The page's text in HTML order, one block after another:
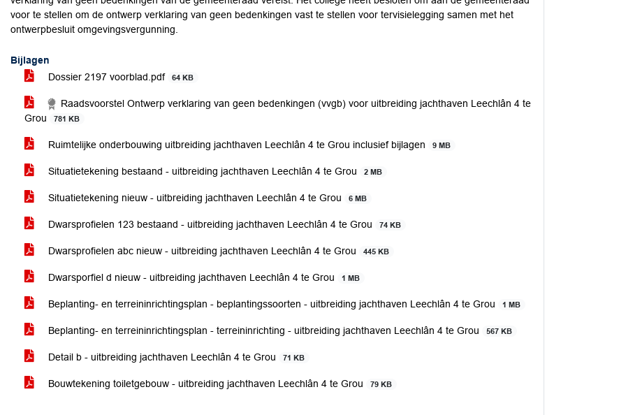
voor te stellen om de ontwerp verklaring van geen bedenkingen vast te stellen voor tervisielegging samen met het
ontwerpbesluit omgevingsvergunning.
Bijlagen
Dossier 2197 voorblad.pdf
64 KB
Raadsvoorstel Ontwerp verklaring van geen bedenkingen (vvgb) voor uitbreiding jachthaven Leechlân 4 te
Grou
781 KB
Ruimtelijke onderbouwing uitbreiding jachthaven Leechlân 4 te Grou inclusief bijlagen 9 MB
Situatietekening bestaand - uitbreiding jachthaven Leechlân 4 te Grou 2 MB
Situatietekening nieuw - uitbreiding jachthaven Leechlân 4 te Grou 6 MB
Dwarsprofielen 123 bestaand - uitbreiding jachthaven Leechlân 4 te Grou 74 KB
Dwarsprofielen abc nieuw - uitbreiding jachthaven Leechlân 4 te Grou 445 KB
Dwarsporfiel d nieuw - uitbreiding jachthaven Leechlân 4 te Grou 1 MB
Beplanting- en terreininrichtingsplan - beplantingssoorten - uitbreiding jachthaven Leechlân 4 te Grou 1 MB
Beplanting- en terreininrichtingsplan - terreininrichting - uitbreiding jachthaven Leechlân 4 te Grou 567 KB
Detail b - uitbreiding jachthaven Leechlân 4 te Grou 71 KB
Bouwtekening toiletgebouw - uitbreiding jachthaven Leechlân 4 te Grou 79 KB